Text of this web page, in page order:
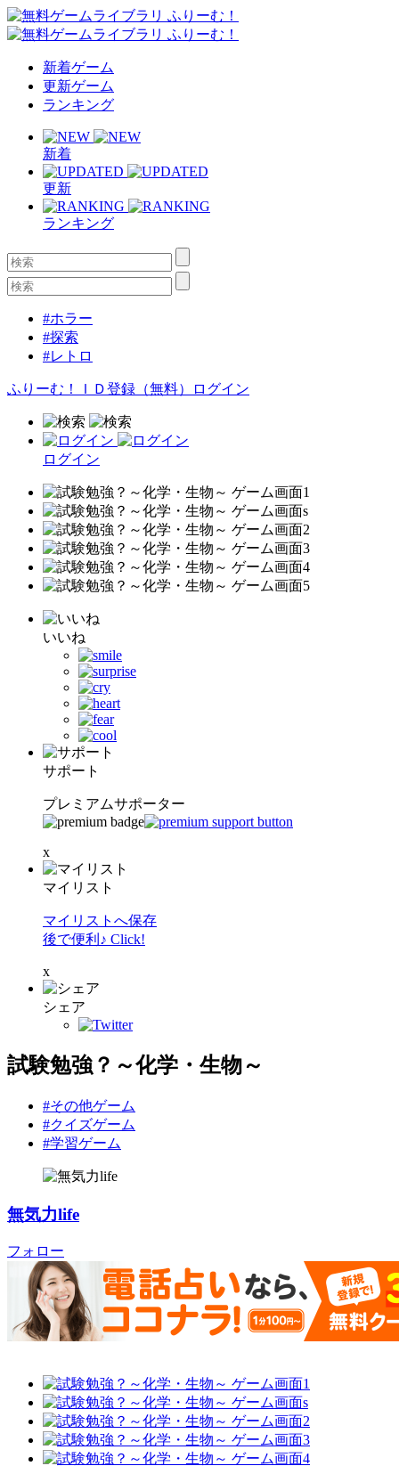
新着ゲーム
更新ゲーム
ランキング
新着
更新
ランキング
#ホラー
#探索
#レトロ
ふりーむ！ＩＤ登録（無料） ログイン
ログイン
いいね
サポート
プレミアムサポーター
x
マイリスト
マイリストへ保存
後で便利♪ Click!
x
シェア
試験勉強？～化学・生物～
#その他ゲーム
#クイズゲーム
#学習ゲーム
無気力life
フォロー